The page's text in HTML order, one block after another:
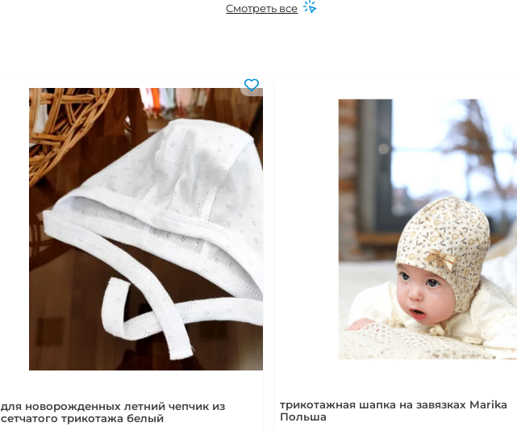
3-4 года 98-104 см
4-5 лет 104-110 см
5-6 лет 110-116 см
Смотреть все
для новорожденных летний чепчик из
сетчатого трикотажа белый
трикотажная шапка на завязках Marika
Польша